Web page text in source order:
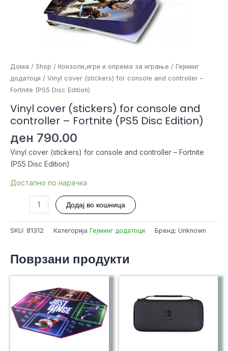
Дома / Shop / Конзоли,игри и опрема за играње / Гејминг
додатоци / Vinyl cover (stickers) for console and controller –
Fortnite (PS5 Disc Edition)
Vinyl cover (stickers) for console and
controller – Fortnite (PS5 Disc Edition)
ден 790.00
Vinyl cover (stickers) for console and controller – Fortnite
(PS5 Disc Edition)
Достапно по нарачка
(stickers)
and
Fortnite
(PS5
Disc
Edition)
Додај во кошница
SKU: 81312 Категорија Гејминг додатоци Бренд: Unknown
Поврзани продукти